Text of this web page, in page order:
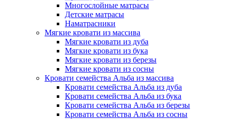
Многослойные матрасы
Детские матрасы
Наматрасники
Мягкие кровати из массива
Мягкие кровати из дуба
Мягкие кровати из бука
Мягкие кровати из березы
Мягкие кровати из сосны
Кровати семейства Альба из массива
Кровати семейства Альба из дуба
Кровати семейства Альба из бука
Кровати семейства Альба из березы
Кровати семейства Альба из сосны